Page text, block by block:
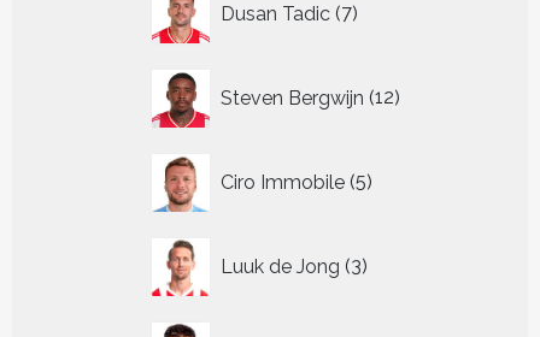
Dusan Tadic 7
producten
Steven Bergwijn 12
producten
Ciro Immobile 5
producten
Luuk de Jong 3
producten